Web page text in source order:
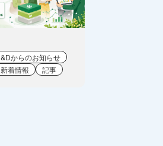
&Dからのお知らせ
新着情報 記事